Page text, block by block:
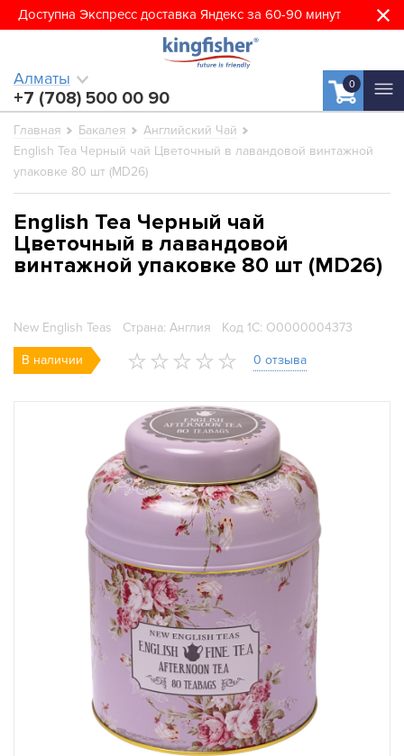
Доступна Экспресс доставка Яндекс за 60-90 минут
0
Алматы
+7 (708) 500 00 90
Главная Бакалея
Английский Чай
English Tea Черный чай Цветочный в лавандовой винтажной
упаковке 80 шт (MD26)
English Tea Черный чай
Цветочный в лавандовой
винтажной упаковке 80 шт (MD26)
New English Teas Страна: Англия Код 1С: О0000004373
В наличии 0 отзыва